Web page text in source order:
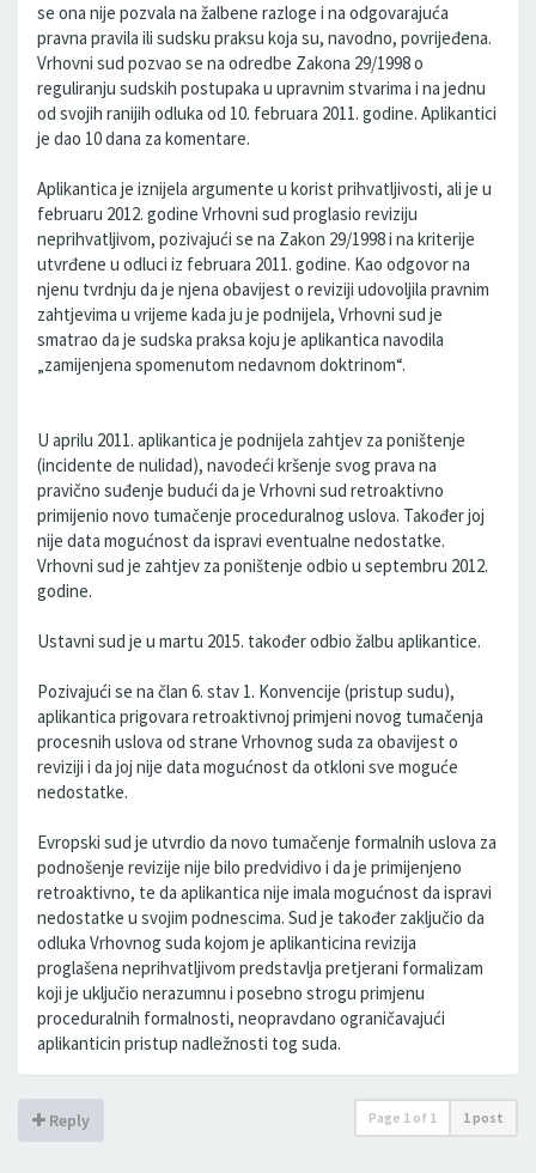
se ona nije pozvala na žalbene razloge i na odgovarajuća
pravna pravila ili sudsku praksu koja su, navodno, povrijeđena.
Vrhovni sud pozvao se na odredbe Zakona 29/1998 o
reguliranju sudskih postupaka u upravnim stvarima i na jednu
od svojih ranijih odluka od 10. februara 2011. godine. Aplikantici
je dao 10 dana za komentare.
Aplikantica je iznijela argumente u korist prihvatljivosti, ali je u
februaru 2012. godine Vrhovni sud proglasio reviziju
neprihvatljivom, pozivajući se na Zakon 29/1998 i na kriterije
utvrđene u odluci iz februara 2011. godine. Kao odgovor na
njenu tvrdnju da je njena obavijest o reviziji udovoljila pravnim
zahtjevima u vrijeme kada ju je podnijela, Vrhovni sud je
smatrao da je sudska praksa koju je aplikantica navodila
„zamijenjena spomenutom nedavnom doktrinom“.
U aprilu 2011. aplikantica je podnijela zahtjev za poništenje
(incidente de nulidad), navodeći kršenje svog prava na
pravično suđenje budući da je Vrhovni sud retroaktivno
primijenio novo tumačenje proceduralnog uslova. Također joj
nije data mogućnost da ispravi eventualne nedostatke.
Vrhovni sud je zahtjev za poništenje odbio u septembru 2012.
godine.
Ustavni sud je u martu 2015. također odbio žalbu aplikantice.
Pozivajući se na član 6. stav 1. Konvencije (pristup sudu),
aplikantica prigovara retroaktivnoj primjeni novog tumačenja
procesnih uslova od strane Vrhovnog suda za obavijest o
reviziji i da joj nije data mogućnost da otkloni sve moguće
nedostatke.
Evropski sud je utvrdio da novo tumačenje formalnih uslova za
podnošenje revizije nije bilo predvidivo i da je primijenjeno
retroaktivno, te da aplikantica nije imala mogućnost da ispravi
nedostatke u svojim podnescima. Sud je također zaključio da
odluka Vrhovnog suda kojom je aplikanticina revizija
proglašena neprihvatljivom predstavlja pretjerani formalizam
koji je uključio nerazumnu i posebno strogu primjenu
proceduralnih formalnosti, neopravdano ograničavajući
aplikanticin pristup nadležnosti tog suda.
Reply Page 1 of 1 1 post